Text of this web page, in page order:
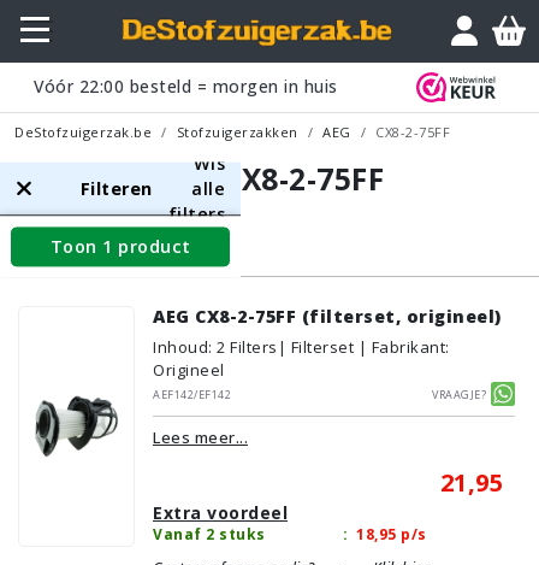
Vóór 22:00 besteld = morgen in huis
DeStofzuigerzak.be Stofzuigerzakken AEG CX8-2-75FF
AEG CX8-2-75FF
Filteren
Wis
alle
filters
Toon 1 product
Filters
AEG CX8-2-75FF (filterset, origineel)
Inhoud: 2 Filters | Filterset | Fabrikant:
Origineel
AEF142/EF142
Vraagje?
Lees meer...
21,95
Extra voordeel
Vanaf 2 stuks : 18,95 p/s